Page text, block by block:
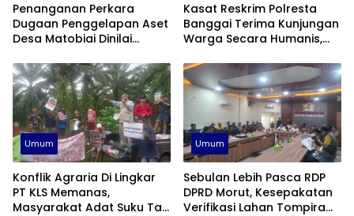
Penanganan Perkara
Dugaan Penggelapan Aset
Desa Matobiai Dinilai
Desak Segera Limpahkan
Berkas
Kasat Reskrim Polresta
Banggai Terima Kunjungan
Warga Secara Humanis,
PT KLS Secara Profesional
Umum
Konflik Agraria Di Lingkar
PT KLS Memanas,
Masyarakat Adat Suku Taa
Umum
Sebulan Lebih Pasca RDP
DPRD Morut, Kesepakatan
Verifikasi Lahan Tompira